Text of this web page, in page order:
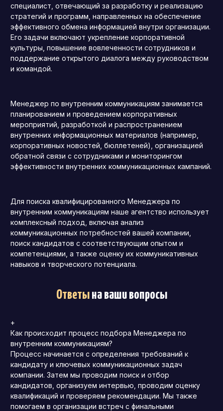
специалист, отвечающий за разработку и реализацию
стратегий и программ, направленных на обеспечение
эффективного обмена информацией внутри организации.
Его задачи включают укрепление корпоративной
культуры, повышение вовлеченности сотрудников и
поддержание открытого диалога между руководством
и командой.
Менеджер по внутренним коммуникациям занимается
планированием и проведением корпоративных
мероприятий, разработкой и распространением
внутренних информационных материалов (например,
корпоративных новостей, бюллетеней), организацией
обратной связи с сотрудниками и мониторингом
эффективности внутренних коммуникационных кампаний.
Для поиска квалифицированного Менеджера по
внутренним коммуникациям наше агентство использует
комплексный подход, включая анализ
коммуникационных потребностей вашей компании,
поиск кандидатов с соответствующим опытом и
компетенциями, а также оценку их коммуникативных
навыков и творческого потенциала.
Ответына ваши вопросы
+
Как происходит процесс подбора Менеджера по
внутренним коммуникациям?
Процесс начинается с определения требований к
кандидату и ключевых коммуникационных задач
компании. Затем мы проводим поиск и отбор
кандидатов, организуем интервью, проводим оценку
квалификаций и проверяем рекомендации. Мы также
помогаем в организации встреч с финальными